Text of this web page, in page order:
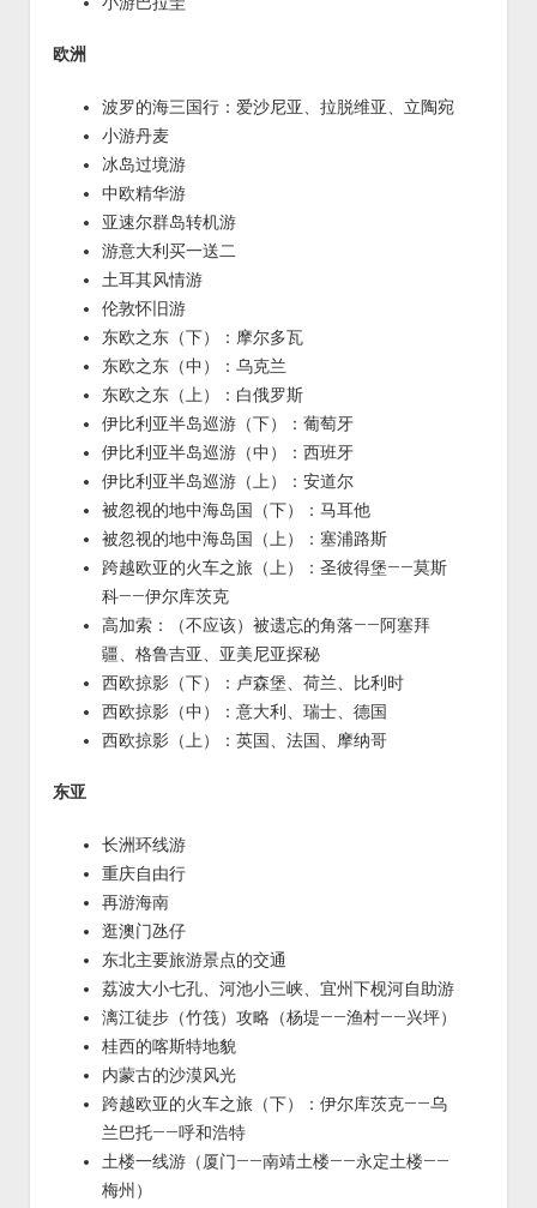
欧洲
波罗的海三国行：爱沙尼亚、拉脱维亚、立陶宛
小游丹麦
冰岛过境游
中欧精华游
亚速尔群岛转机游
游意大利买一送二
土耳其风情游
伦敦怀旧游
东欧之东（下）：摩尔多瓦
东欧之东（中）：乌克兰
东欧之东（上）：白俄罗斯
伊比利亚半岛巡游（下）：葡萄牙
伊比利亚半岛巡游（中）：西班牙
伊比利亚半岛巡游（上）：安道尔
被忽视的地中海岛国（下）：马耳他
被忽视的地中海岛国（上）：塞浦路斯
跨越欧亚的火车之旅（上）：圣彼得堡——莫斯
科——伊尔库茨克
高加索：（不应该）被遗忘的角落——阿塞拜
疆、格鲁吉亚、亚美尼亚探秘
西欧掠影（下）：卢森堡、荷兰、比利时
西欧掠影（中）：意大利、瑞士、德国
西欧掠影（上）：英国、法国、摩纳哥
东亚
长洲环线游
重庆自由行
再游海南
逛澳门氹仔
东北主要旅游景点的交通
荔波大小七孔、河池小三峡、宜州下枧河自助游
漓江徒步（竹筏）攻略（杨堤——渔村——兴坪）
桂西的喀斯特地貌
内蒙古的沙漠风光
跨越欧亚的火车之旅（下）：伊尔库茨克——乌
兰巴托——呼和浩特
土楼一线游（厦门——南靖土楼——永定土楼——
梅州）